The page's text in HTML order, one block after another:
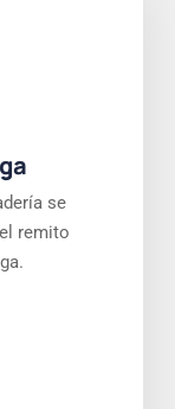
se
remito